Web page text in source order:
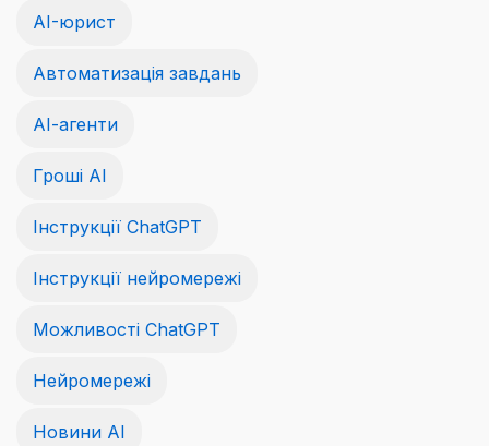
AI-юрист
Автоматизація завдань
АІ-агенти
Гроші АІ
Інструкції ChatGPT
Інструкції нейромережі
Можливості ChatGPT
Нейромережі
Новини AI